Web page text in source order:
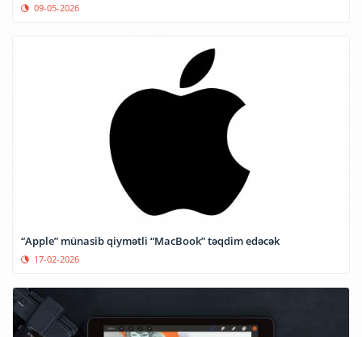
09-05-2026
“Apple” münasib qiymətli “MacBook” təqdim edəcək
17-02-2026